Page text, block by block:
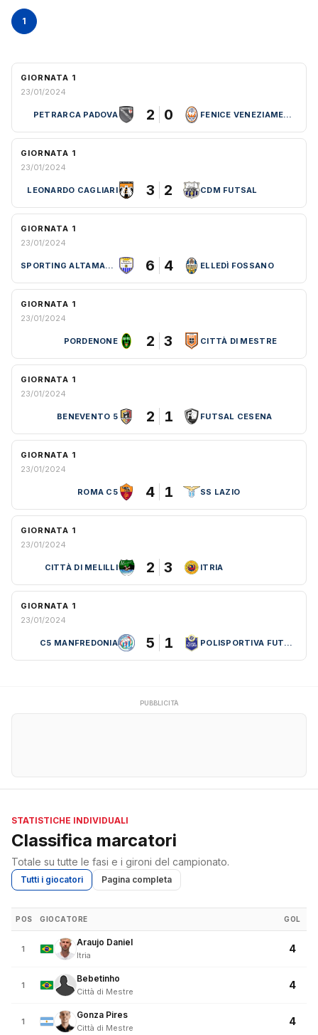
1
GIORNATA 1
23/01/2024
PETRARCA PADOVA 2 0 FENICE VENEZIAMESTRE
GIORNATA 1
23/01/2024
LEONARDO CAGLIARI 3 2 CDM FUTSAL
GIORNATA 1
23/01/2024
SPORTING ALTAMARCA 6 4 ELLEDÌ FOSSANO
GIORNATA 1
23/01/2024
PORDENONE 2 3 CITTÀ DI MESTRE
GIORNATA 1
23/01/2024
BENEVENTO 5 2 1 FUTSAL CESENA
GIORNATA 1
23/01/2024
ROMA C5 4 1 SS LAZIO
GIORNATA 1
23/01/2024
CITTÀ DI MELILLI 2 3 ITRIA
GIORNATA 1
23/01/2024
C5 MANFREDONIA 5 1 POLISPORTIVA FUTURA
PUBBLICITÀ
STATISTICHE INDIVIDUALI
Classifica marcatori
Totale su tutte le fasi e i gironi del campionato.
Tutti i giocatori Pagina completa
POS GIOCATORE GOL
1
Araujo Daniel
Itria
4
1
Bebetinho
Città di Mestre
4
1
Gonza Pires
Città di Mestre
4